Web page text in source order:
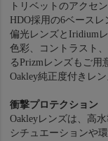
トリベットのアクセ
HDO採用の6ベースレ
偏光レンズとIridium
色彩、コントラスト
るPrizmレンズもご用
Oakley純正度付きレ
衝撃プロテクション
Oakleyレンズは、高
シチュエーションや